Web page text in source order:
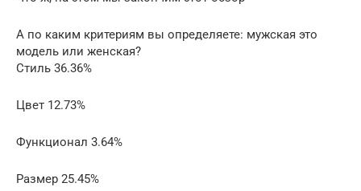
А по каким критериям вы определяете: мужская это
модель или женская?
Стиль 36.36%
Цвет 12.73%
Функционал 3.64%
Размер 25.45%